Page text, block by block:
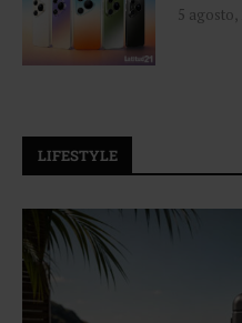
5 agosto,
LIFESTYLE